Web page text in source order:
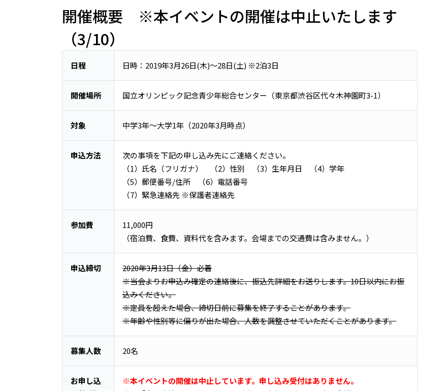
開催概要 ※本イベントの開催は中止いたします
（3/10）
日程 日時：2019年3月26日(木)～28日(土) ※2泊3日
開催場所 国立オリンピック記念青少年総合センター（東京都渋谷区代々木神園町3-1）
対象 中学3年〜大学1年（2020年3月時点）
申込方法
次の事項を下記の申し込み先にご連絡ください。
（1）氏名（フリガナ） （2）性別 （3）生年月日 （4）学年
（5）郵便番号/住所 （6）電話番号
（7）緊急連絡先 ※保護者連絡先
参加費
11,000円
（宿泊費、食費、資料代を含みます。会場までの交通費は含みません。）
申込締切
2020年3月13日（金）必着
※当会よりお申込み確定の連絡後に、振込先詳細をお送りします。10日以内にお振
込みください。
※定員を超えた場合、締切日前に募集を終了することがあります。
※年齢や性別等に偏りが出た場合、人数を調整させていただくことがあります。
募集人数 20名
お申し込
※本イベントの開催は中止しています。申し込み受付はありません。